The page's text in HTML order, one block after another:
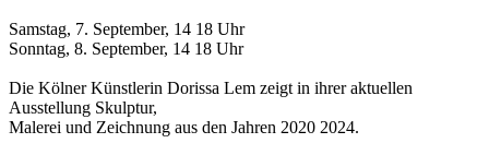
Samstag, 7. September, 14 18 Uhr
Sonntag, 8. September, 14 18 Uhr
Die Kölner Künstlerin Dorissa Lem zeigt in ihrer aktuellen
Ausstellung Skulptur,
Malerei und Zeichnung aus den Jahren 2020 2024.